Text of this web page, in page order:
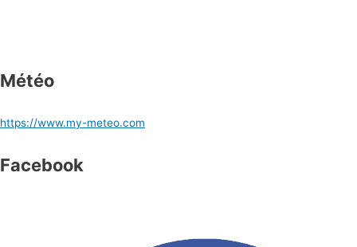
Météo
https://www.my-meteo.com
Facebook